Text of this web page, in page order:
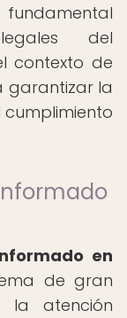
del
contexto de
garantizar la
en
de gran
la atención